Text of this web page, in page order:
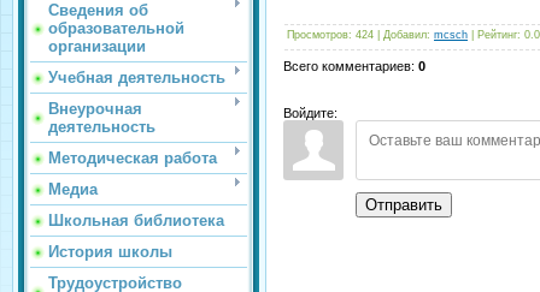
Сведения об
образовательной
организации
Учебная деятельность
Внеурочная
деятельность
Методическая работа
Медиа
Школьная библиотека
История школы
Трудоустройство
Просмотров: 424 Добавил: mcsch Рейтинг: 0.0
Всего комментариев: 0
Войдите:
Отправить